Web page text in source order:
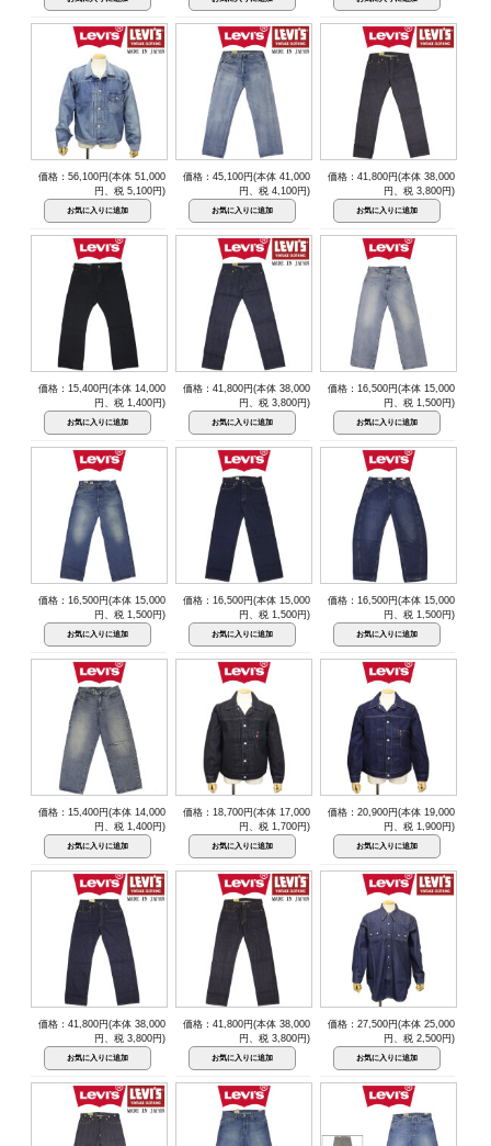
価格：56,100円(本体 51,000
円、税 5,100円)
価格：45,100円(本体 41,000
円、税 4,100円)
価格：41,800円(本体 38,000
円、税 3,800円)
価格：15,400円(本体 14,000
円、税 1,400円)
価格：41,800円(本体 38,000
円、税 3,800円)
価格：16,500円(本体 15,000
円、税 1,500円)
価格：16,500円(本体 15,000
円、税 1,500円)
価格：16,500円(本体 15,000
円、税 1,500円)
価格：16,500円(本体 15,000
円、税 1,500円)
価格：15,400円(本体 14,000
円、税 1,400円)
価格：18,700円(本体 17,000
円、税 1,700円)
価格：20,900円(本体 19,000
円、税 1,900円)
価格：41,800円(本体 38,000
円、税 3,800円)
価格：41,800円(本体 38,000
円、税 3,800円)
価格：27,500円(本体 25,000
円、税 2,500円)